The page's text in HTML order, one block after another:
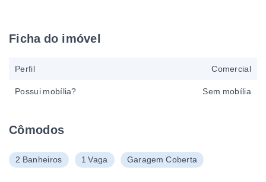
Cômodos
2 Banheiros 1 Vaga Garagem Coberta
Ficha do imóvel
Perfil Comercial
Possui mobília? Sem mobília